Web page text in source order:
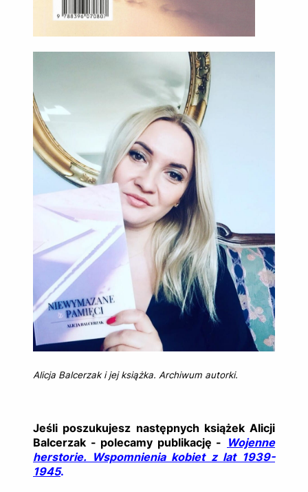
Alicja Balcerzak i jej książka. Archiwum autorki.
Jeśli poszukujesz następnych książek Alicji
Balcerzak - polecamy publikację - Wojenne
herstorie. Wspomnienia kobiet z lat 1939-
1945.